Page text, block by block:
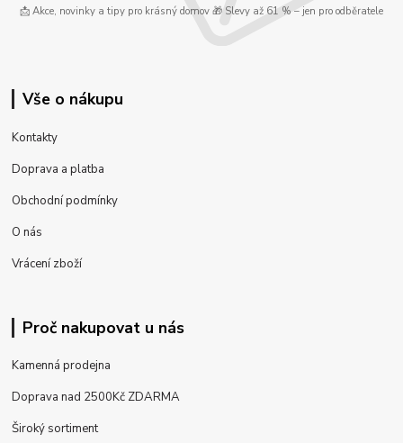
📩 Akce, novinky a tipy pro krásný domov 🎁 Slevy až 61 % – jen pro odběratele
Vše o nákupu
Kontakty
Doprava a platba
Obchodní podmínky
O nás
Vrácení zboží
Proč nakupovat u nás
Kamenná prodejna
Doprava nad 2500Kč ZDARMA
Široký sortiment